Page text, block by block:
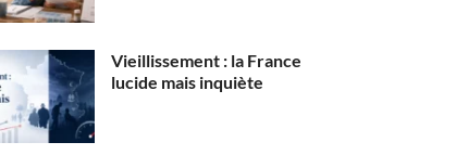
Vieillissement : la France
lucide mais inquiète